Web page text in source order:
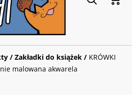
/ Zakładki do książek / KRÓWKI
malowana akwarela